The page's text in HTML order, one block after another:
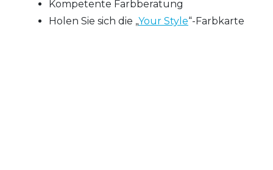
Kompetente Farbberatung
Holen Sie sich die „Your Style“-Farbkarte